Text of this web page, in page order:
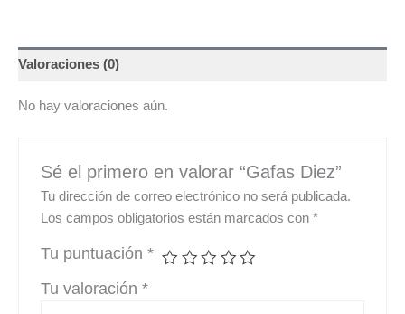
Valoraciones (0)
No hay valoraciones aún.
Sé el primero en valorar “Gafas Diez”
Tu dirección de correo electrónico no será publicada.
Los campos obligatorios están marcados con*
Tu puntuación*
Tu valoración*